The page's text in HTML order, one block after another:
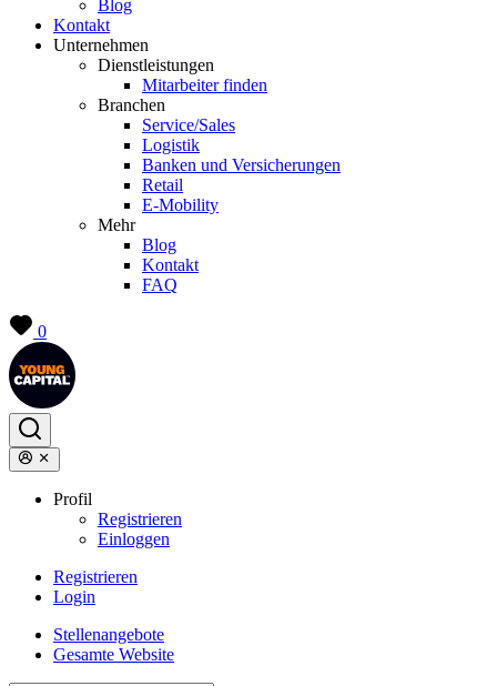
Blog
Kontakt
Unternehmen
Dienstleistungen
Mitarbeiter finden
Branchen
Service/Sales
Logistik
Banken und Versicherungen
Retail
E-Mobility
Mehr
Blog
Kontakt
FAQ
0
Profil
Registrieren
Einloggen
Registrieren
Login
Stellenangebote
Gesamte Website